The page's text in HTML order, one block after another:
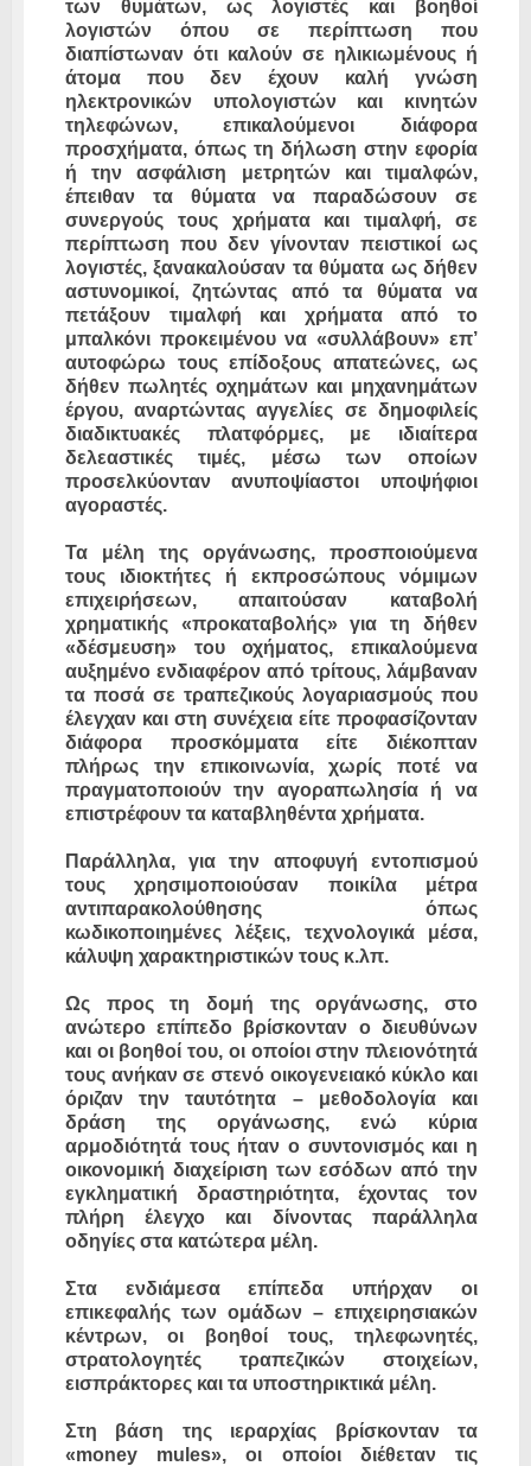
των θυμάτων, ως λογιστές και βοηθοί
λογιστών όπου σε περίπτωση που
διαπίστωναν ότι καλούν σε ηλικιωμένους ή
άτομα που δεν έχουν καλή γνώση
ηλεκτρονικών υπολογιστών και κινητών
τηλεφώνων, επικαλούμενοι διάφορα
προσχήματα, όπως τη δήλωση στην εφορία
ή την ασφάλιση μετρητών και τιμαλφών,
έπειθαν τα θύματα να παραδώσουν σε
συνεργούς τους χρήματα και τιμαλφή, σε
περίπτωση που δεν γίνονταν πειστικοί ως
λογιστές, ξανακαλούσαν τα θύματα ως δήθεν
αστυνομικοί, ζητώντας από τα θύματα να
πετάξουν τιμαλφή και χρήματα από το
μπαλκόνι προκειμένου να «συλλάβουν» επ’
αυτοφώρω τους επίδοξους απατεώνες, ως
δήθεν πωλητές οχημάτων και μηχανημάτων
έργου, αναρτώντας αγγελίες σε δημοφιλείς
διαδικτυακές πλατφόρμες, με ιδιαίτερα
δελεαστικές τιμές, μέσω των οποίων
προσελκύονταν ανυποψίαστοι υποψήφιοι
αγοραστές.
Τα μέλη της οργάνωσης, προσποιούμενα
τους ιδιοκτήτες ή εκπροσώπους νόμιμων
επιχειρήσεων, απαιτούσαν καταβολή
χρηματικής «προκαταβολής» για τη δήθεν
«δέσμευση» του οχήματος, επικαλούμενα
αυξημένο ενδιαφέρον από τρίτους, λάμβαναν
τα ποσά σε τραπεζικούς λογαριασμούς που
έλεγχαν και στη συνέχεια είτε προφασίζονταν
διάφορα προσκόμματα είτε διέκοπταν
πλήρως την επικοινωνία, χωρίς ποτέ να
πραγματοποιούν την αγοραπωλησία ή να
επιστρέφουν τα καταβληθέντα χρήματα.
Παράλληλα, για την αποφυγή εντοπισμού
τους χρησιμοποιούσαν ποικίλα μέτρα
αντιπαρακολούθησης όπως
κωδικοποιημένες λέξεις, τεχνολογικά μέσα,
κάλυψη χαρακτηριστικών τους κ.λπ.
Ως προς τη δομή της οργάνωσης, στο
ανώτερο επίπεδο βρίσκονταν ο διευθύνων
και οι βοηθοί του, οι οποίοι στην πλειονότητά
τους ανήκαν σε στενό οικογενειακό κύκλο και
όριζαν την ταυτότητα – μεθοδολογία και
δράση της οργάνωσης, ενώ κύρια
αρμοδιότητά τους ήταν ο συντονισμός και η
οικονομική διαχείριση των εσόδων από την
εγκληματική δραστηριότητα, έχοντας τον
πλήρη έλεγχο και δίνοντας παράλληλα
οδηγίες στα κατώτερα μέλη.
Στα ενδιάμεσα επίπεδα υπήρχαν οι
επικεφαλής των ομάδων – επιχειρησιακών
κέντρων, οι βοηθοί τους, τηλεφωνητές,
στρατολογητές τραπεζικών στοιχείων,
εισπράκτορες και τα υποστηρικτικά μέλη.
Στη βάση της ιεραρχίας βρίσκονταν τα
«money mules», οι οποίοι διέθεταν τις